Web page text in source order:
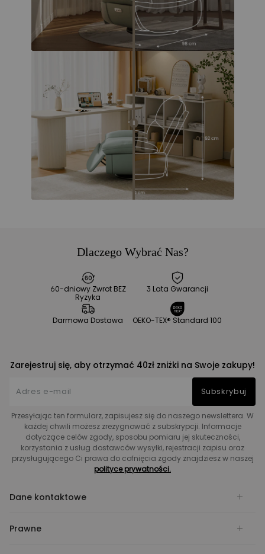
Dlaczego Wybrać Nas?
60-dniowy Zwrot BEZ
Ryzyka
3 Lata Gwarancji
Darmowa Dostawa OEKO-TEX® Standard 100
Zarejestruj się, aby otrzymać 40zł zniżki na Swoje zakupy!
Subskrybuj
Przesyłając ten formularz, zapisujesz się do naszego newslettera. W
każdej chwili możesz zrezygnować z subskrypcji. Informacje
dotyczące celów zgody, sposobu pomiaru jej skuteczności,
korzystania z usług dostawców wysyłki, rejestracji zapisu oraz
przysługującego Ci prawa do cofnięcia zgody znajdziesz w naszej
polityce prywatności.
Dane kontaktowe
Prawne